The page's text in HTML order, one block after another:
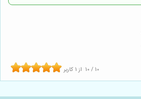
10 / 10 از 1 کاربر